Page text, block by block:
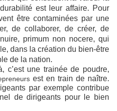
est leur affaire. Pour
être contaminées par une
de collaborer, de créer, de
primum non nocere, qui
dans la création du bien-être
de la nation.
c’est une trainée de poudre,
est en train de naître.
par exemple contribue
de dirigeants pour le bien